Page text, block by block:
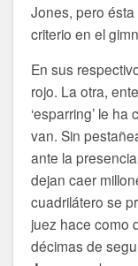
Jones, pero
criterio en el
En sus
rojo. La otra,
‘esparring’ le
van. Sin
ante la
dejan caer
cuadrilátero se
juez hace como
décimas de